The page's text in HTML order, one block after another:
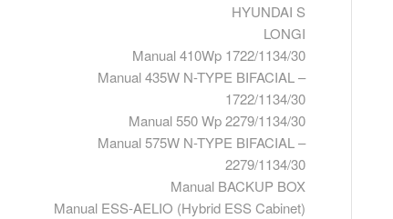
HYUNDAI S
LONGI
Manual 410Wp 1722/1134/30
Manual 435W N-TYPE BIFACIAL –
1722/1134/30
Manual 550 Wp 2279/1134/30
Manual 575W N-TYPE BIFACIAL –
2279/1134/30
Manual BACKUP BOX
Manual ESS-AELIO (Hybrid ESS Cabinet)